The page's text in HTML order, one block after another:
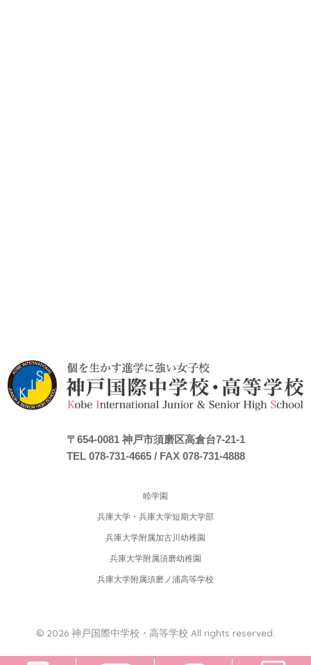
〒654-0081 神戸市須磨区高倉台7-21-1
TEL 078-731-4665/ FAX 078-731-4888
睦学園
兵庫大学・兵庫大学短期大学部
兵庫大学附属加古川幼稚園
兵庫大学附属須磨幼稚園
兵庫大学附属須磨ノ浦高等学校
© 2026 神戸国際中学校・高等学校 All rights reserved.